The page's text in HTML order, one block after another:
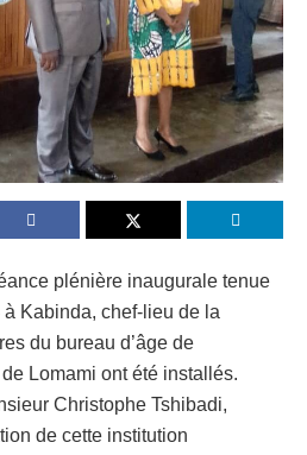
plénière inaugurale tenue
Kabinda, chef-lieu de la
du bureau d’âge de
Lomami ont été installés.
Christophe Tshibadi,
de cette institution